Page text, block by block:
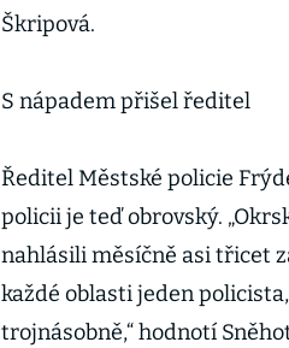
Škripová.
S nápadem přišel ředitel
Ředitel Městské policie
policii je teď obrovský.
nahlásili měsíčně asi třicet
každé oblasti jeden
trojnásobně,“ hodnotí